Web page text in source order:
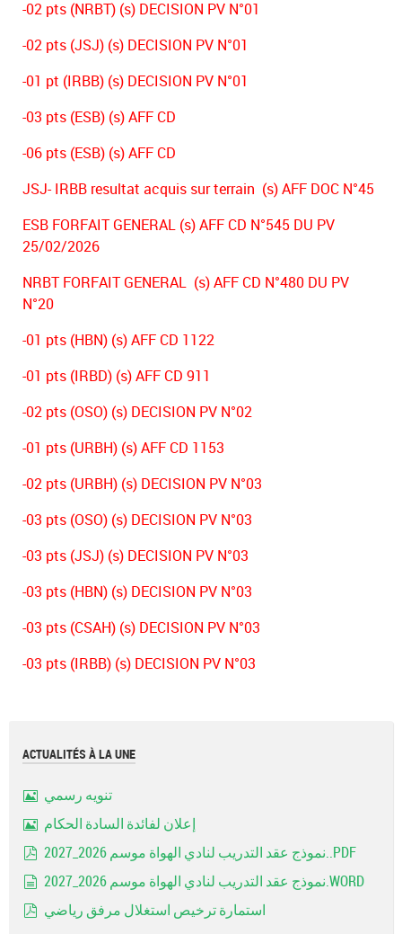
-02 pts (NRBT) (s) DECISION PV N°01
-02 pts (JSJ) (s) DECISION PV N°01
-01 pt (IRBB) (s) DECISION PV N°01
-03 pts (ESB) (s) AFF CD
-06 pts (ESB) (s) AFF CD
JSJ- IRBB resultat acquis sur terrain (s) AFF DOC N°45
ESB FORFAIT GENERAL (s) AFF CD N°545 DU PV
25/02/2026
NRBT FORFAIT GENERAL (s) AFF CD N°480 DU PV
N°20
-01 pts (HBN) (s) AFF CD 1122
-01 pts (IRBD) (s) AFF CD 911
-02 pts (OSO) (s) DECISION PV N°02
-01 pts (URBH) (s) AFF CD 1153
-02 pts (URBH) (s) DECISION PV N°03
-03 pts (OSO) (s) DECISION PV N°03
-03 pts (JSJ) (s) DECISION PV N°03
-03 pts (HBN) (s) DECISION PV N°03
-03 pts (CSAH) (s) DECISION PV N°03
-03 pts (IRBB) (s) DECISION PV N°03
ACTUALITÉS À LA UNE
تنويه رسمي
إعلان لفائدة السادة الحكام
نموذج عقد التدريب لنادي الهواة موسم 2026_2027..PDF
نموذج عقد التدريب لنادي الهواة موسم 2026_2027.WORD
استمارة ترخيص استغلال مرفق رياضي